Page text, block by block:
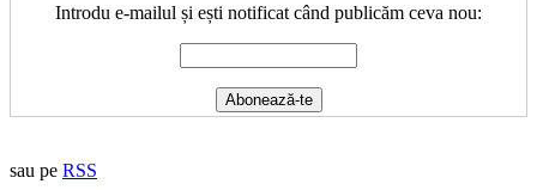
Introdu e-mailul și ești notificat când publicăm ceva nou:
sau pe RSS